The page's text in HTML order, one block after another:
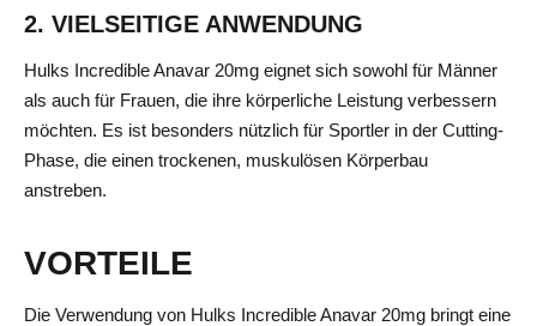
2. VIELSEITIGE ANWENDUNG
Hulks Incredible Anavar 20mg eignet sich sowohl für Männer
als auch für Frauen, die ihre körperliche Leistung verbessern
möchten. Es ist besonders nützlich für Sportler in der Cutting-
Phase, die einen trockenen, muskulösen Körperbau
anstreben.
VORTEILE
Die Verwendung von Hulks Incredible Anavar 20mg bringt eine